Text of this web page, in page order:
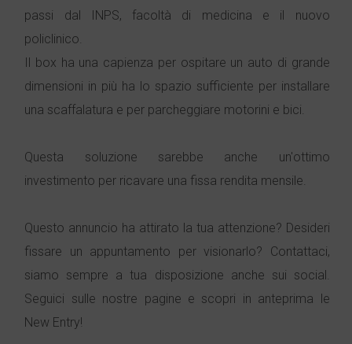
passi dal INPS, facoltà di medicina e il nuovo
policlinico.
Il box ha una capienza per ospitare un auto di grande
dimensioni in più ha lo spazio sufficiente per installare
una scaffalatura e per parcheggiare motorini e bici.
Questa soluzione sarebbe anche un'ottimo
investimento per ricavare una fissa rendita mensile.
Questo annuncio ha attirato la tua attenzione? Desideri
fissare un appuntamento per visionarlo? Contattaci,
siamo sempre a tua disposizione anche sui social.
Seguici sulle nostre pagine e scopri in anteprima le
New Entry!